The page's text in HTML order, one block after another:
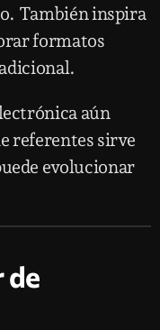
También inspira
formatos
aún
referentes sirve
evolucionar
de